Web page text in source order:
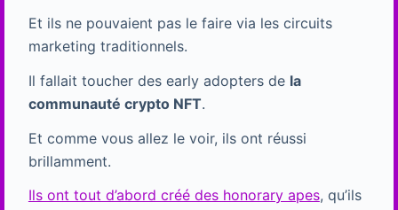
Et ils ne pouvaient pas le faire via les circuits
marketing traditionnels.
Il fallait toucher des early adopters de la
communauté crypto NFT.
Et comme vous allez le voir, ils ont réussi
brillamment.
Ils ont tout d’abord créé des honorary apes, qu’ils